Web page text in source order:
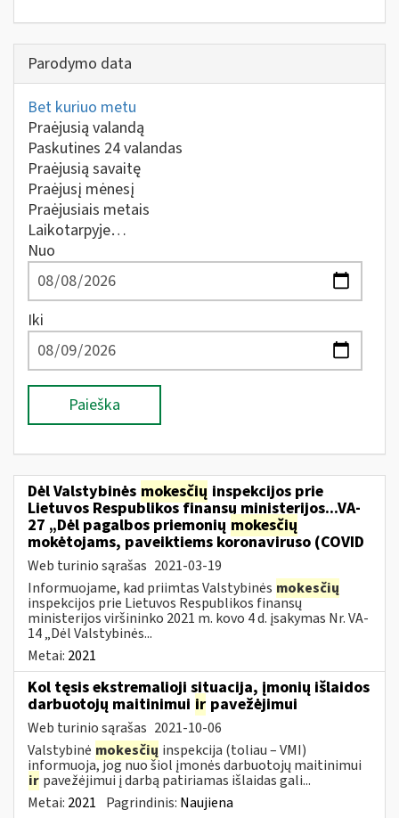
Parodymo data
Bet kuriuo metu
Praėjusią valandą
Paskutines 24 valandas
Praėjusią savaitę
Praėjusį mėnesį
Praėjusiais metais
Laikotarpyje…
Nuo
Iki
Paieška
Dėl Valstybinės mokesčių inspekcijos prie
Lietuvos Respublikos finansų ministerijos...VA-
27 „Dėl pagalbos priemonių mokesčių
mokėtojams, paveiktiems koronaviruso (COVID
Web turinio sąrašas 2021-03-19
Informuojame, kad priimtas Valstybinės mokesčių
inspekcijos prie Lietuvos Respublikos finansų
ministerijos viršininko 2021 m. kovo 4 d. įsakymas Nr. VA-
14 „Dėl Valstybinės...
Metai: 2021
Kol tęsis ekstremalioji situacija, įmonių išlaidos
darbuotojų maitinimui ir pavežėjimui
Web turinio sąrašas 2021-10-06
Valstybinė mokesčių inspekcija (toliau – VMI)
informuoja, jog nuo šiol įmonės darbuotojų maitinimui
ir pavežėjimui į darbą patiriamas išlaidas gali...
Metai: 2021 Pagrindinis: Naujiena